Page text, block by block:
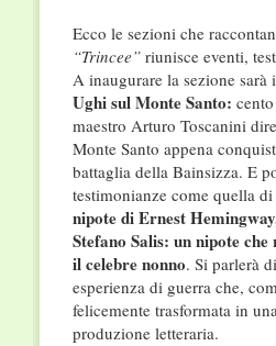
Ecco le sezioni che
“Trincee” riunisce eventi,
A inaugurare la sezione sarà
Ughisul Monte Santo:
maestro Arturo Toscanini
Monte Santo appena
battaglia della Bainsizza. E
testimonianze come quella di
nipote di Ernest
Stefano Salis: un nipote che
il celebre nonno. Si parlerà
esperienza di guerra che,
felicemente trasformata in
produzione letteraria.